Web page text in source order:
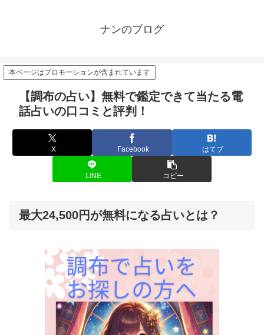
ナンのブログ
本ページはプロモーションが含まれています
【調布の占い】無料で鑑定できて当たる電
話占いの口コミと評判！
X Facebook はてブ
LINE コピー
最大24,500円が無料になる占いとは？